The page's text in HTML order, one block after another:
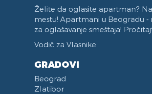
Želite da oglasite apartman?
mestu! Apartmani u Beogradu -
za oglašavanje smeštaja!
Vodič za Vlasnike
GRADOVI
Beograd
Zlatibor